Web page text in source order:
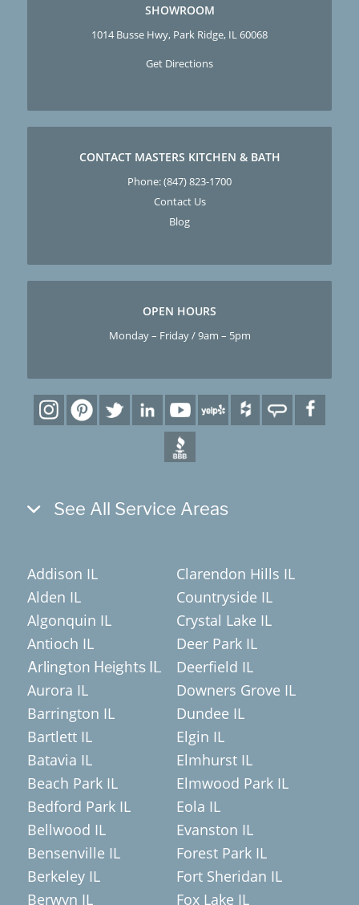
SHOWROOM
1014 Busse Hwy, Park Ridge, IL 60068
Get Directions
CONTACT MASTERS KITCHEN & BATH
Phone:(847) 823-1700
Contact Us
Blog
OPEN HOURS
Monday – Friday / 9am – 5pm
See All Service Areas
Addison IL
Alden IL
Algonquin IL
Antioch IL
Arlington Heights IL
Aurora IL
Barrington IL
Bartlett IL
Batavia IL
Beach Park IL
Bedford Park IL
Bellwood IL
Bensenville IL
Berkeley IL
Berwyn IL
Clarendon Hills IL
Countryside IL
Crystal Lake IL
Deer Park IL
Deerfield IL
Downers Grove IL
Dundee IL
Elgin IL
Elmhurst IL
Elmwood Park IL
Eola IL
Evanston IL
Forest Park IL
Fort Sheridan IL
Fox Lake IL